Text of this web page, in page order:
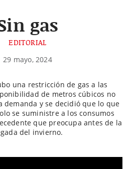
gas
EDITORIAL
29 mayo, 2024
una restricción de gas a las
de metros cúbicos no
demanda y se decidió que lo que
se suministre a los consumos
que preocupa antes de la
del invierno.